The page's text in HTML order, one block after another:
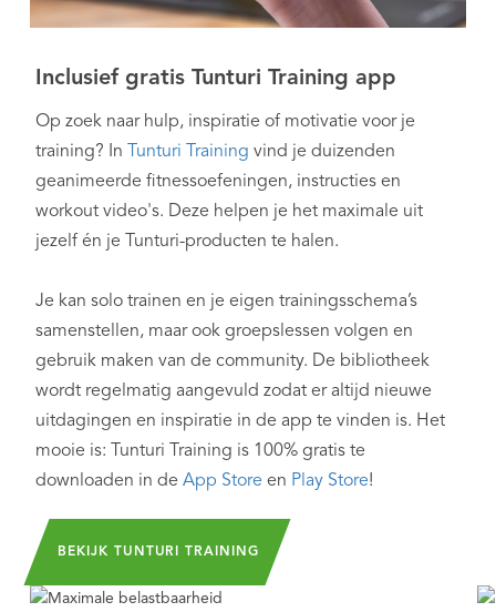
Inclusief gratis Tunturi Training app
Op zoek naar hulp, inspiratie of motivatie voor je
training? In
Tunturi Training vind je duizenden
geanimeerde fitnessoefeningen, instructies en
workout video's. Deze helpen je het maximale uit
jezelf én je Tunturi-producten te halen.
Je kan solo trainen en je eigen trainingsschema’s
samenstellen, maar ook groepslessen volgen en
gebruik maken van de community. De bibliotheek
wordt regelmatig aangevuld zodat er altijd nieuwe
uitdagingen en inspiratie in de app te vinden is. Het
mooie is: Tunturi Training is 100% gratis te
downloaden in deApp Store en Play Store!
BEKIJK TUNTURI TRAINING